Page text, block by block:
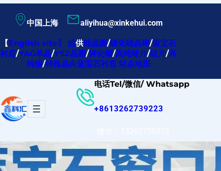
内
容
中国上海 aliyihua@xinkehui.com
【English site】提供硅晶圆/碳化硅晶棒/蓝宝石
衬底/YAG单晶/YSZ晶圆/砷化铟/高纯锗片/硅片/高
纯铟/特殊晶向蓝宝石衬底 站点地图
电话Tel/微信/ Whatsapp
+8613262739223